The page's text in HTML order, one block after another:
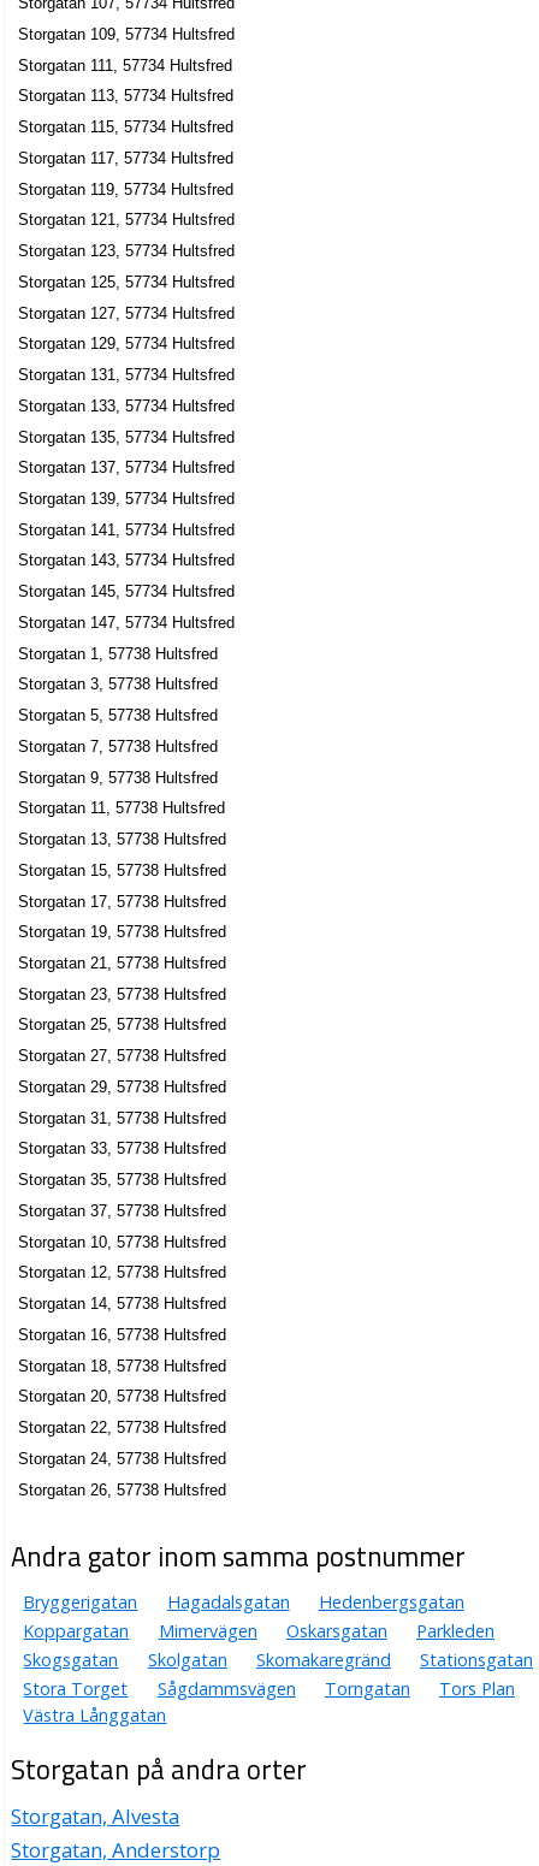
Jan Peter Bexenius
0495-41103
Golvmästarna i Småland AB
Per Lennart Karlsson
Storgatan 52 A, 57734 Hultsfred
Hultsfreds Glasmästeri
Storgatan 55, 57730 Hultsfred
Ovedals Bilar AB
Gunilla Dagny Kristina Ovedal
0495-12300
Storgatan 58 D, 57734 Hultsfred
Hjalmarsson, Jimmy
Storgatan 59, 57730 Hultsfred
Solnevik, Christina
0496-41021
Storgatan 59, 57730 Hultsfred
Gunillas Hårateljé
Gunilla Elisabeth Hägg
Storgatan 69, 57730 Hultsfred
Hultsfreds Begravningsbyrå AB
Magnus Eric Herman Hultman
0495-10720
Storgatan 69, 57730 Hultsfred
Inger Barbro Vilhelmina Rendahl
Storgatan 70, 57734 Hultsfred
Stefan Faleryd
070-5247432
Hotel Elmershus-Hultsfred-tvätten HB
0495-41105
Storgatan 93, 57734 Hultsfred
Storgatan 109, 57734 Hultsfred
Storgatan 111, 57734 Hultsfred
Storgatan 113, 57734 Hultsfred
Storgatan 115, 57734 Hultsfred
Storgatan 117, 57734 Hultsfred
Storgatan 119, 57734 Hultsfred
Storgatan 121, 57734 Hultsfred
Storgatan 123, 57734 Hultsfred
Storgatan 125, 57734 Hultsfred
Storgatan 127, 57734 Hultsfred
Storgatan 129, 57734 Hultsfred
Storgatan 131, 57734 Hultsfred
Storgatan 133, 57734 Hultsfred
Storgatan 135, 57734 Hultsfred
Storgatan 137, 57734 Hultsfred
Storgatan 139, 57734 Hultsfred
Storgatan 141, 57734 Hultsfred
Storgatan 143, 57734 Hultsfred
Storgatan 145, 57734 Hultsfred
Storgatan 147, 57734 Hultsfred
Storgatan 1, 57738 Hultsfred
Storgatan 3, 57738 Hultsfred
Storgatan 5, 57738 Hultsfred
Storgatan 7, 57738 Hultsfred
Storgatan 9, 57738 Hultsfred
Storgatan 11, 57738 Hultsfred
Storgatan 13, 57738 Hultsfred
Storgatan 15, 57738 Hultsfred
Storgatan 17, 57738 Hultsfred
Storgatan 19, 57738 Hultsfred
Storgatan 21, 57738 Hultsfred
Storgatan 23, 57738 Hultsfred
Storgatan 25, 57738 Hultsfred
Storgatan 27, 57738 Hultsfred
Storgatan 29, 57738 Hultsfred
Storgatan 31, 57738 Hultsfred
Storgatan 33, 57738 Hultsfred
Storgatan 35, 57738 Hultsfred
Storgatan 37, 57738 Hultsfred
Storgatan 10, 57738 Hultsfred
Storgatan 12, 57738 Hultsfred
Storgatan 14, 57738 Hultsfred
Storgatan 16, 57738 Hultsfred
Storgatan 18, 57738 Hultsfred
Storgatan 20, 57738 Hultsfred
Storgatan 22, 57738 Hultsfred
Storgatan 24, 57738 Hultsfred
Storgatan 26, 57738 Hultsfred
Andra gator inom samma postnummer
Bryggerigatan Hagadalsgatan
Hedenbergsgatan
Koppargatan
Mimervägen Oskarsgatan
Parkleden
Skogsgatan
Skolgatan Skomakaregränd
Stationsgatan
Stora Torget
Sågdammsvägen Torngatan
Tors Plan
Västra Långgatan
Storgatan på andra orter
Storgatan, Alvesta
Storgatan, Anderstorp